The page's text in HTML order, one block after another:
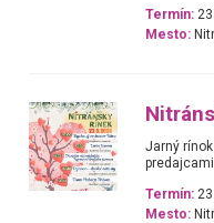
Termín:
Mesto:
Jarný
Termín:
Mesto: